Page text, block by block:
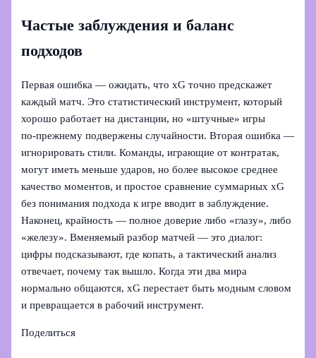
Частые заблуждения и баланс
подходов
Первая ошибка — ожидать, что xG точно предскажет
каждый матч. Это статистический инструмент, который
хорошо работает на дистанции, но «штучные» игры
по‑прежнему подвержены случайности. Вторая ошибка —
игнорировать стили. Команды, играющие от контратак,
могут иметь меньше ударов, но более высокое среднее
качество моментов, и простое сравнение суммарных xG
без понимания подхода к игре вводит в заблуждение.
Наконец, крайность — полное доверие либо «глазу», либо
«железу». Вменяемый разбор матчей — это диалог:
цифры подсказывают, где копать, а тактический анализ
отвечает, почему так вышло. Когда эти два мира
нормально общаются, xG перестает быть модным словом
и превращается в рабочий инструмент.
Поделиться